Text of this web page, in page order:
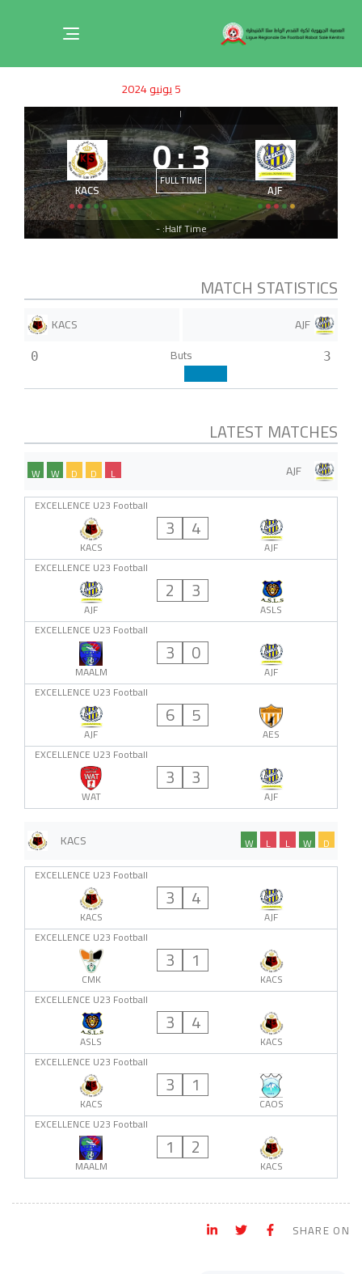
Toggle
IN:on:
5 يونيو 2024
|
AJF
3
:
0FULL TIME
KACS
Half Time: -
MATCH STATISTICS
AJF
KACS
3
Buts
0
LATEST MATCHES
AJF
L
D
D
W
W
EXCELLENCE U23 Football
KACS
3 4
AJF
EXCELLENCE U23 Football
AJF
2 3
ASLS
EXCELLENCE U23 Football
MAALM
3 0
AJF
EXCELLENCE U23 Football
AJF
6 5
AES
EXCELLENCE U23 Football
WAT
3 3
AJF
KACS D
W
L
L
W
EXCELLENCE U23 Football
KACS
3 4
AJF
EXCELLENCE U23 Football
CMK
3 1
KACS
EXCELLENCE U23 Football
ASLS
3 4
KACS
EXCELLENCE U23 Football
KACS
3 1
CAOS
EXCELLENCE U23 Football
MAALM
1 2
KACS
SHARE ON